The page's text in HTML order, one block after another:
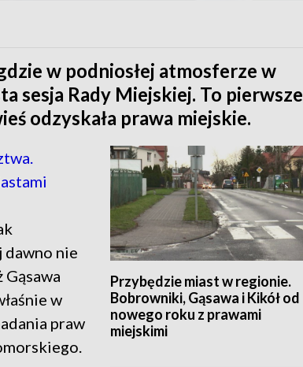
w podniosłej atmosferze w
sesja Rady Miejskiej. To pierwsze
odzyskała prawa miejskie.
Przybędzie miast w regionie.
Bobrowniki, Gąsawa i Kikół od
nowego roku z prawami
miejskimi
dawno nie
Gąsawa
w
praw